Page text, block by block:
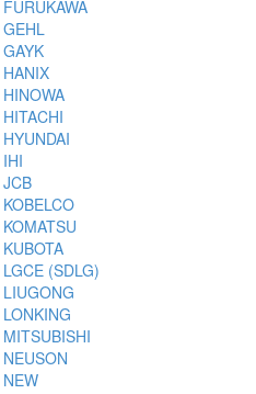
FURUKAWA
GEHL
GAYK
HANIX
HINOWA
HITACHI
HYUNDAI
IHI
JCB
KOBELCO
KOMATSU
KUBOTA
LGCE (SDLG)
LIUGONG
LONKING
MITSUBISHI
NEUSON
NEW